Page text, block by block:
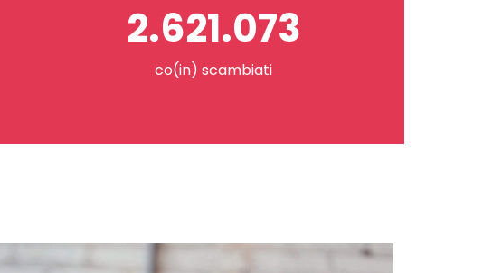
2.621.073
co(in) scambiati